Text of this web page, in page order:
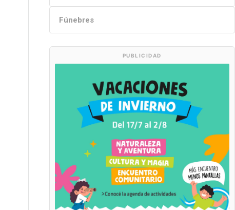
Fúnebres
PUBLICIDAD